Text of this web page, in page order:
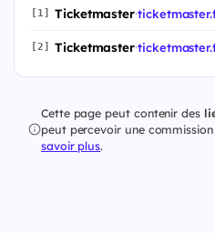
[1] Ticketmaster·
[2] Ticketmaster·
Cette page peut contenir des
peut percevoir une
savoir plus.